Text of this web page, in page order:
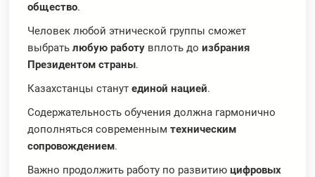
общество.
Человек любой этнической группы сможет
выбратьлюбую работу вплоть доизбрания
Президентом страны.
Казахстанцы станутединой нацией.
Содержательность обучения должна гармонично
дополняться современнымтехническим
сопровождением.
Важно продолжить работу по развитиюцифровых